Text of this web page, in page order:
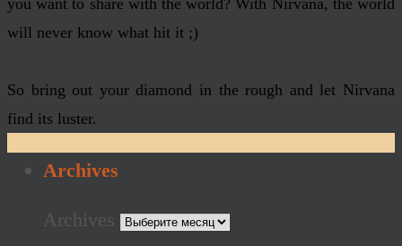
you want to share with the world? With Nirvana, the world
will never know what hit it ;)
So bring out your diamond in the rough and let Nirvana
find its luster.
Archives
Archives